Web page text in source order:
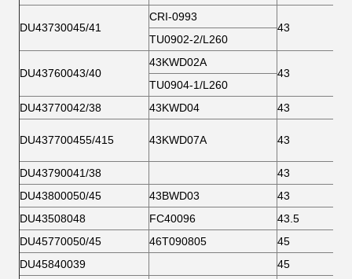
DU43730045/41
CRI-0993
43
TU0902-2/L260
DU43760043/40
43KWD02A
43
TU0904-1/L260
DU43770042/38
43KWD04 43
DU437700455/415 43KWD07A 43
DU43790041/38
43
DU43800050/45
43BWD03
43
DU43508048
FC40096
43.5
DU45770050/45
46T090805
45
DU45840039
45